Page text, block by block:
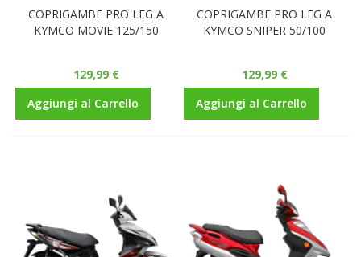
COPRIGAMBE PRO LEG A
KYMCO MOVIE 125/150
129,99 €
Aggiungi al Carrello
COPRIGAMBE PRO LEG A
KYMCO SNIPER 50/100
129,99 €
Aggiungi al Carrello